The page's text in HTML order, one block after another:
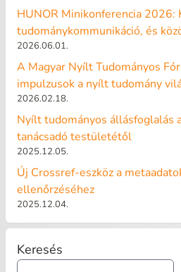
HUNOR Minikonferencia 2026:
tudománykommunikáció, és
2026.06.01.
A Magyar Nyílt Tudományos
impulzusok a nyílt tudomány
2026.02.18.
Nyílt tudományos állásfoglalás
tanácsadó testületétől
2025.12.05.
Új Crossref-eszköz a
ellenőrzéséhez
2025.12.04.
Keresés